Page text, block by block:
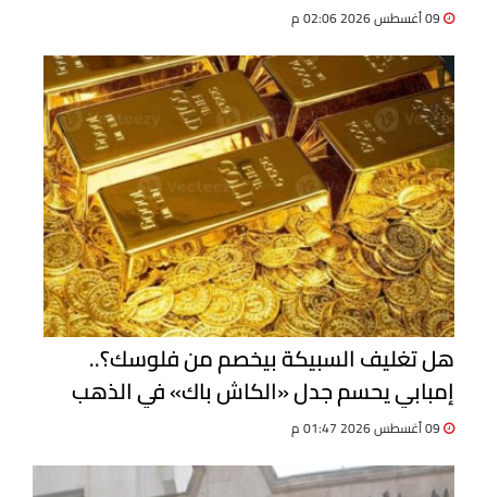
هل تغليف السبيكة بيخصم من فلوسك؟..
إمبابي يحسم جدل «الكاش باك» في الذهب